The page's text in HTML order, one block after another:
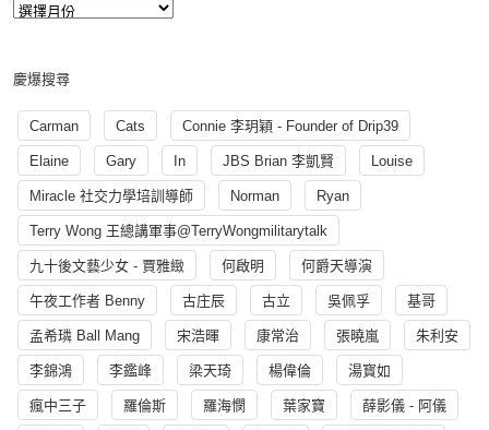
慶爆搜尋
Carman Cats Connie 李玥穎 - Founder of Drip39
Elaine Gary In JBS Brian 李凱賢 Louise
Miracle 社交力學培訓導師 Norman Ryan
Terry Wong 王總講軍事@TerryWongmilitarytalk
九十後文藝少女 - 賈雅緻 何啟明 何爵天導演
午夜工作者 Benny 古庄辰 古立 吳佩孚 基哥
孟希璘 Ball Mang 宋浩暉 康常治 張曉嵐 朱利安
李錦鴻 李鑑峰 梁天琦 楊偉倫 湯寳如
瘋中三子 羅倫斯 羅海憫 葉家寶 薛影儀 - 阿儀